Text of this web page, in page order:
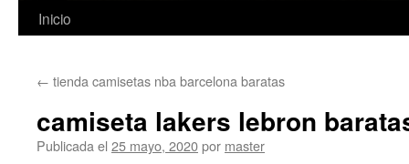
Saltar
contenido
Inicio
← tienda camisetas nba barcelona baratas
camiseta lakers lebron
Publicada el 25 mayo, 2020por master